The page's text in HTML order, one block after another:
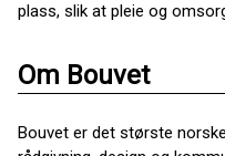
plass, slik at pleie og
Om Bouvet
Bouvet er det største